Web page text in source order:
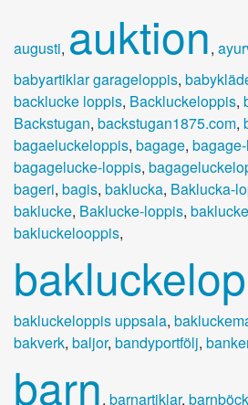
augusti, auktion,
babyartiklar garageloppis,
backlucke loppis, Backluckeloppis,
Backstugan, backstugan1875.com,
bagaeluckeloppis, bagage,
bagagelucke-loppis,
bageri, bagis, baklucka, Baklucka-
baklucke, Baklucke-loppis,
bakluckelooppis,
bakluckeloppis uppsala,
bakverk, baljor, bandyportfölj,
barn, barnartiklar,